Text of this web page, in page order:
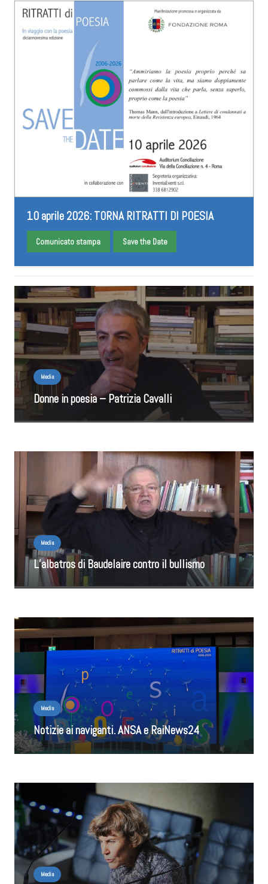
10 aprile 2026: TORNA RITRATTI DI POESIA
Comunicato stampa Save the Date
Media
Donne in poesia – Patrizia Cavalli
Media
L’albatros di Baudelaire contro il bullismo
Media
Notizie ai naviganti. ANSA e RaiNews24
Media